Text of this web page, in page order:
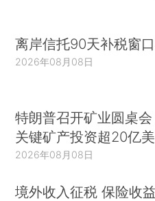
离岸信托90天补税窗
2026年08月08日
特朗普召开矿业圆桌会
关键矿产投资超20亿
2026年08月08日
境外收入征税 保险收